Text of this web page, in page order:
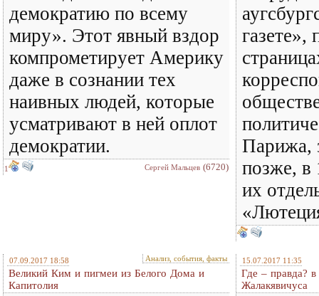
демократию по всему
миру». Этот явный вздор
компрометирует Америку
даже в сознании тех
наивных людей, которые
усматривают в ней оплот
демократии.
1 Сергей Мальцев (6720)
газете»,
Парижа,
позже, в
их
07.09.2017 18:58 Анализ, события, факты
Великий Ким и пигмеи из Белого Дома и
Капитолия
15.07.2017 11:35
Где – правда?
Жалакявичуса